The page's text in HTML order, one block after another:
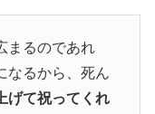
まるのであれ
なるから、死ん
げて祝ってくれ